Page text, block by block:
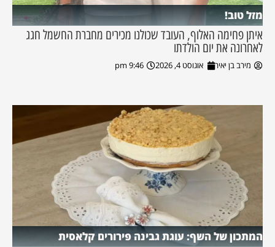
מזל טוב!
איתן פחימה האלוף, העובד שכולנו מכירים מחברת החשמל חגג
לאחרונה את יום הולדתו
מירב בן יאיר אוגוסט 4, 2026 9:46 pm
המתכון של השף: עוגת גבינה פירורים קלאסית